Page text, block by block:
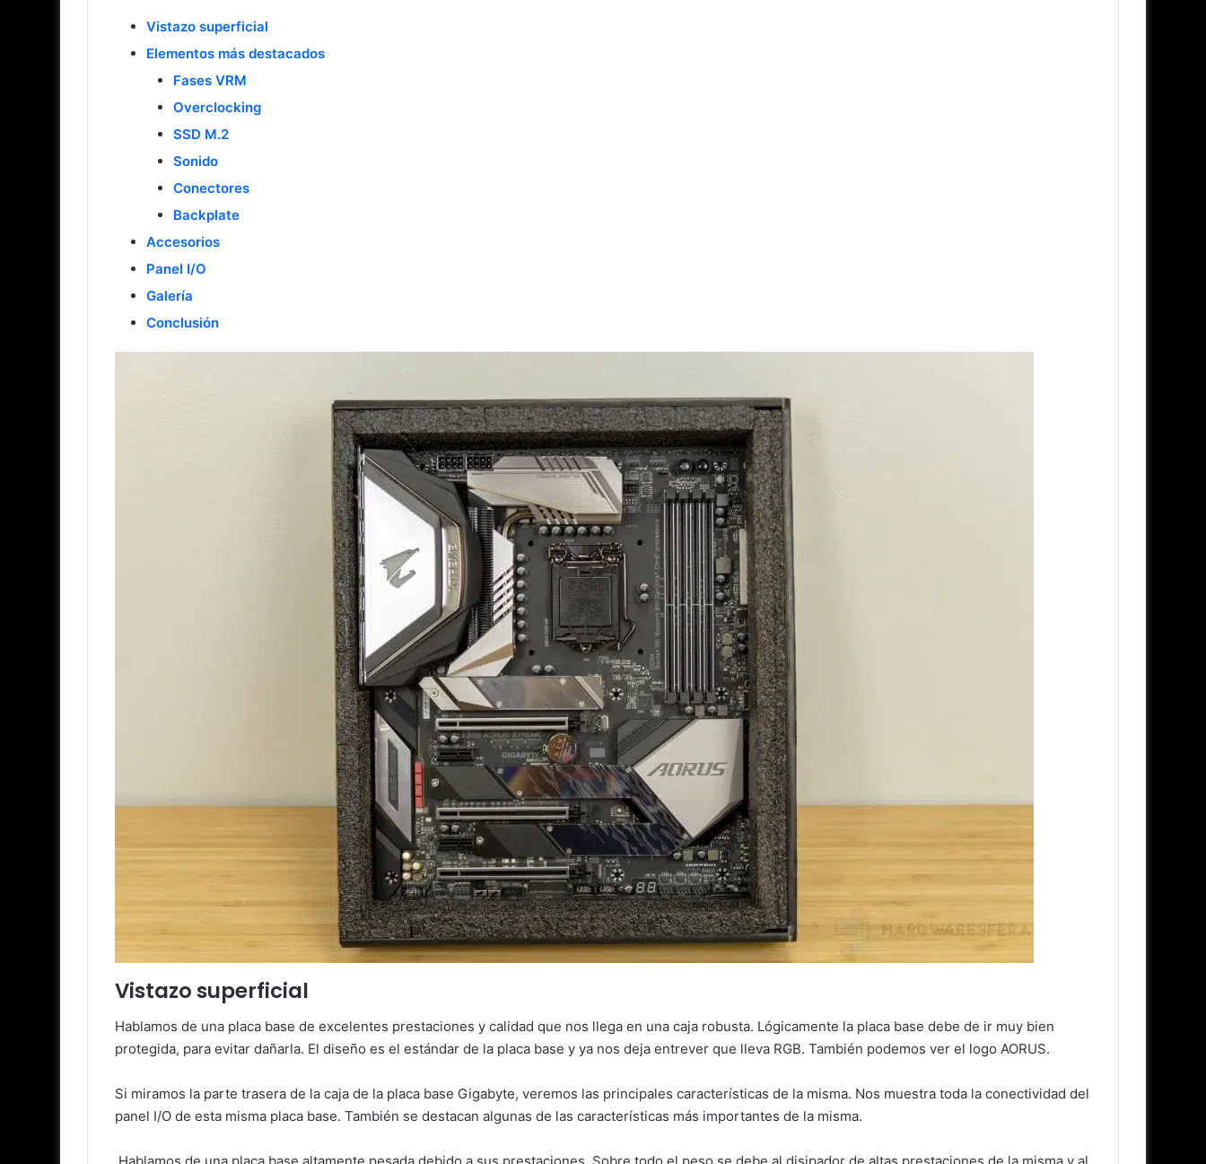
Vistazo superficial
Elementos más destacados
Fases VRM
Overclocking
SSD M.2
Sonido
Conectores
Backplate
Accesorios
Panel I/O
Galería
Conclusión
Vistazo superficial
Hablamos de una placa base de excelentes prestaciones y calidad que nos llega en una caja robusta. Lógicamente la placa base debe de ir muy bien
protegida, para evitar dañarla. El diseño es el estándar de la placa base y ya nos deja entrever que lleva RGB. También podemos ver el logo AORUS.
Si miramos la parte trasera de la caja de la placa base Gigabyte, veremos las principales características de la misma. Nos muestra toda la conectividad del
panel I/O de esta misma placa base. También se destacan algunas de las características más importantes de la misma.